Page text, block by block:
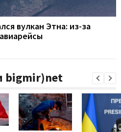
вулкан Этна: из-за
bigmir)net